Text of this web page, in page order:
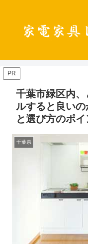
PR
千葉市緑区内
ルすると良い
と選び方のポイ
千葉県